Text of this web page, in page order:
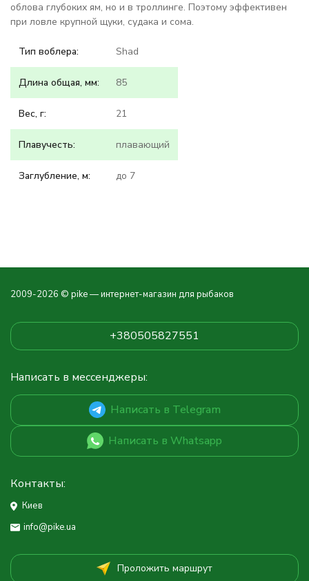
облова глубоких ям, но и в троллинге. Поэтому эффективен
при ловле крупной щуки, судака и сома.
Тип воблера: Shad
Длина общая, мм: 85
Вес, г: 21
Плавучесть: плавающий
Заглубление, м: до 7
2009-2026 © pike — интернет-магазин для рыбаков
+380505827551
Написать в мессенджеры:
Написать в Telegram
Написать в Whatsapp
Контакты:
Киев
info@pike.ua
Проложить маршрут